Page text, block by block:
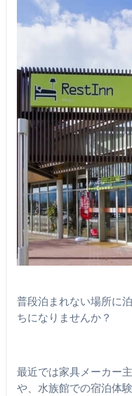
普段泊まれない場所に
ちになりませんか？
最近では家具メーカー
や、水族館での宿泊体